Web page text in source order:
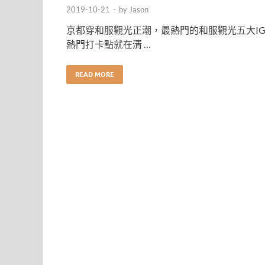
2019-10-21 - by Jason
京都穿和服觀光正潮，最熱門的和服觀光五大IG
熱門打卡點就在清 …
READ MORE